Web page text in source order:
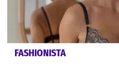
FASHIONISTA